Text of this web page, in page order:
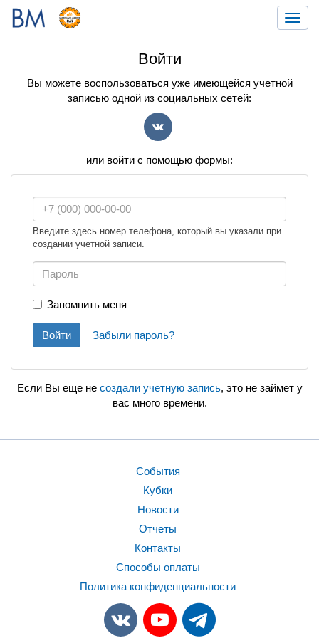
Войти
Вы можете воспользоваться уже имеющейся учетной
записью одной из социальных сетей:
или войти с помощью формы:
Введите здесь номер телефона, который вы указали при
создании учетной записи.
Запомнить меня
Войти Забыли пароль?
Если Вы еще не создали учетную запись, это не займет у
вас много времени.
События
Кубки
Новости
Отчеты
Контакты
Способы оплаты
Политика конфиденциальности